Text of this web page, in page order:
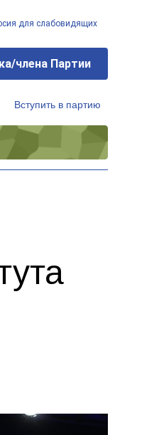
для слабовидящих
члена Партии
Вступить в партию